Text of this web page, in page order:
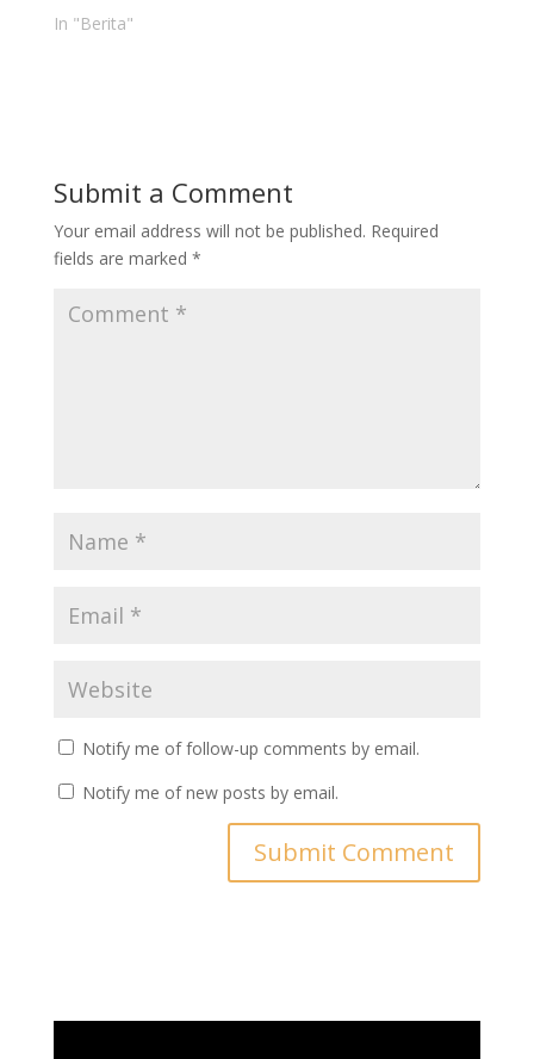
In "Berita"
Submit a Comment
Your email address will not be published. Required
fields are marked *
Notify me of follow-up comments by email.
Notify me of new posts by email.